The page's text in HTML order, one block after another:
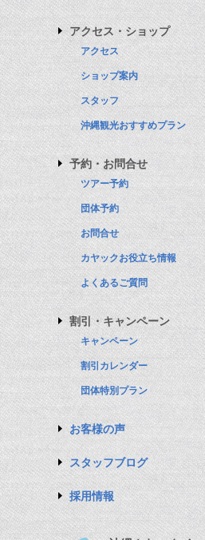
アクセス・ショップ
アクセス
ショップ案内
スタッフ
沖縄観光おすすめプラン
予約・お問合せ
ツアー予約
団体予約
お問合せ
カヤックお役立ち情報
よくあるご質問
割引・キャンペーン
キャンペーン
割引カレンダー
団体特別プラン
お客様の声
スタッフブログ
採用情報